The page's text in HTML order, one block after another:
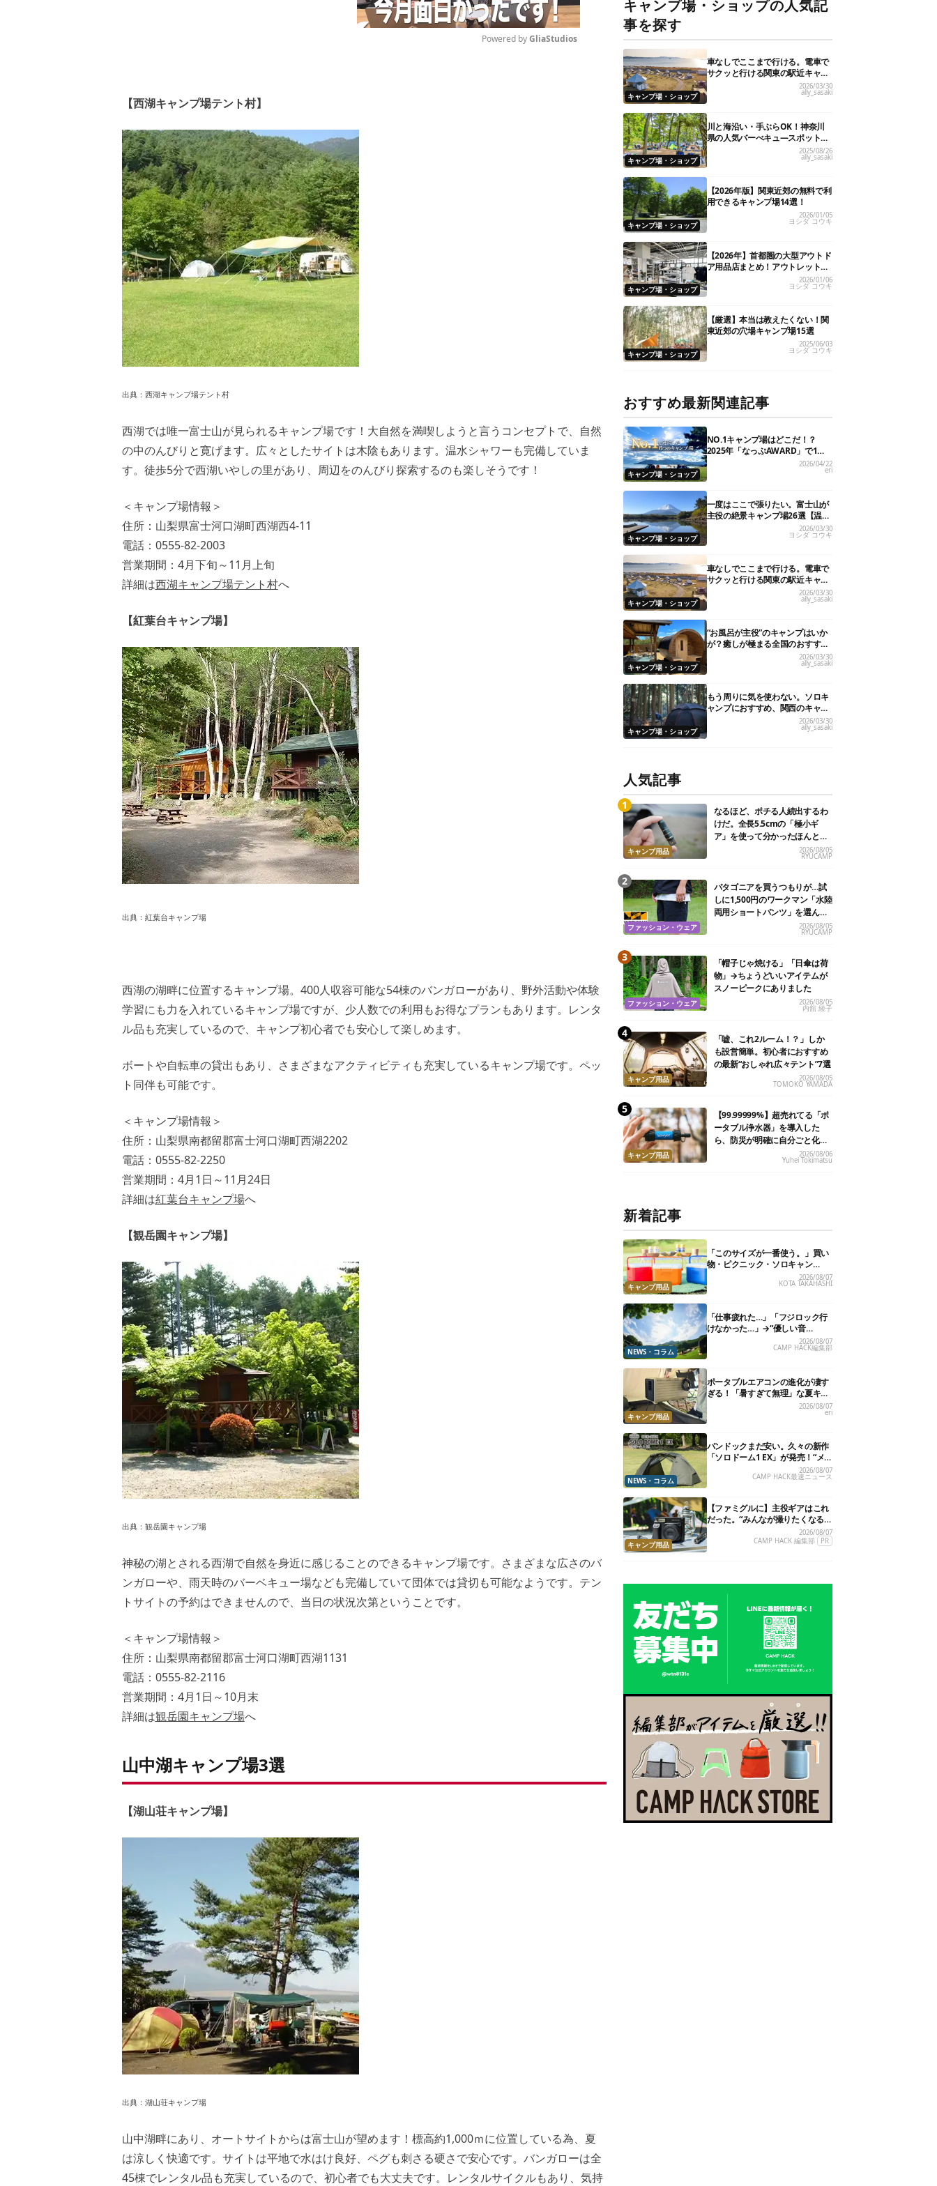
Powered by GliaStudios
【西湖キャンプ場テント村】
出典： 西湖キャンプ場テント村
西湖では唯一富士山が見られるキャンプ場です！大自然を満喫しようと言うコンセプトで、自然
の中のんびりと寛げます。広々としたサイトは木陰もあります。温水シャワーも完備していま
す。徒歩5分で西湖いやしの里があり、周辺をのんびり探索するのも楽しそうです！
＜キャンプ場情報＞
住所：山梨県富士河口湖町西湖西4-11
電話：0555-82-2003
営業期間：4月下旬～11月上旬
詳細は西湖キャンプ場テント村へ
【紅葉台キャンプ場】
出典： 紅葉台キャンプ場
西湖の湖畔に位置するキャンプ場。400人収容可能な54棟のバンガローがあり、野外活動や体験
学習にも力を入れているキャンプ場ですが、少人数での利用もお得なプランもあります。レンタ
ル品も充実しているので、キャンプ初心者でも安心して楽しめます。
ボートや自転車の貸出もあり、さまざまなアクティビティも充実しているキャンプ場です。ペッ
ト同伴も可能です。
＜キャンプ場情報＞
住所：山梨県南都留郡富士河口湖町西湖2202
電話：0555-82-2250
営業期間：4月1日～11月24日
詳細は紅葉台キャンプ場へ
【観岳園キャンプ場】
出典： 観岳園キャンプ場
神秘の湖とされる西湖で自然を身近に感じることのできるキャンプ場です。さまざまな広さのバ
ンガローや、雨天時のバーベキュー場なども完備していて団体では貸切も可能なようです。テン
トサイトの予約はできませんので、当日の状況次第ということです。
＜キャンプ場情報＞
住所：山梨県南都留郡富士河口湖町西湖1131
電話：0555-82-2116
営業期間：4月1日～10月末
詳細は観岳園キャンプ場へ
山中湖キャンプ場3選
【湖山荘キャンプ場】
出典： 湖山荘キャンプ場
山中湖畔にあり、オートサイトからは富士山が望めます！標高約1,000ｍに位置している為、夏
は涼しく快適です。サイトは平地で水はけ良好、ペグも刺さる硬さで安心です。バンガローは全
45棟でレンタル品も充実しているので、初心者でも大丈夫です。レンタルサイクルもあり、気持
キャンプ場・ショップの人気記
事を探す
キャンプ場・ショップ
車なしでここまで行ける。電車で
サクッと行ける関東の駅近キャン
プ場18選
2026/03/30
ally_sasaki
キャンプ場・ショップ
川と海沿い・手ぶらOK！神奈川
県の人気バーべキュ―スポット20
選
2025/08/26
ally_sasaki
キャンプ場・ショップ
【2026年版】関東近郊の無料で利
用できるキャンプ場14選！
2026/01/05
ヨシダ コウキ
キャンプ場・ショップ
【2026年】首都圏の大型アウトド
ア用品店まとめ！アウトレット情
2026/01/06
ヨシダ コウキ
キャンプ場・ショップ
【厳選】本当は教えたくない！関
東近郊の穴場キャンプ場15選
2025/06/03
ヨシダ コウキ
おすすめ最新関連記事
キャンプ場・ショップ
NO.1キャンプ場はどこだ！？
2025年「なっぷAWARD」で1位
を獲得した人気6施設を大発表
2026/04/22
eri
キャンプ場・ショップ
一度はここで張りたい。富士山が
主役の絶景キャンプ場26選【温泉
や初心者向けまで】
2026/03/30
ヨシダ コウキ
キャンプ場・ショップ
車なしでここまで行ける。電車で
サクッと行ける関東の駅近キャン
プ場18選
2026/03/30
ally_sasaki
キャンプ場・ショップ
“お風呂が主役”のキャンプはいか
が？癒しが極まる全国のおすすめ
キャンプ場10選！
2026/03/30
ally_sasaki
キャンプ場・ショップ
もう周りに気を使わない。ソロキ
ャンプにおすすめ、関西のキャン
プ場21選
2026/03/30
ally_sasaki
人気記事
キャンプ用品
なるほど、ポチる人続出するわ
けだ。全長5.5cmの「極小ギ
ア」を使って分かったほんとの
2026/08/05
RYUCAMP
ファッション・ウェア
パタゴニアを買うつもりが…試
しに1,500円のワークマン「水陸
両用ショートパンツ」を選んだ
2026/08/05
RYUCAMP
ファッション・ウェア
「帽子じゃ焼ける」「日傘は荷
物」→ちょうどいいアイテムが
スノーピークにありました
2026/08/05
内舘 綾子
キャンプ用品
「嘘、これ2ルーム！？」しか
も設営簡単。初心者におすすめ
の最新“おしゃれ広々テント”7選
2026/08/05
TOMOKO YAMADA
キャンプ用品
【99.99999%】超売れてる「ポ
ータブル浄水器」を導入した
ら、防災が明確に自分ごと化し
2026/08/06
Yuhei Tokimatsu
新着記事
キャンプ用品
「このサイズが一番使う。」買い
物・ピクニック・ソロキャン
に“ちょうどいい”小型クーラーボ
ックス13選
2026/08/07
KOTA TAKAHASHI
NEWS・コラム
「仕事疲れた…」「フジロック行
けなかった…」→“優しい音
楽”と“大きな自然”で治癒。まだ間
に合います。
2026/08/07
CAMP HACK編集部
キャンプ用品
ポータブルエアコンの進化が凄す
ぎる！「暑すぎて無理」な夏キャ
ンプを激変させる最新5選2026/08/07
eri
NEWS・コラム
バンドックまだ安い。久々の新作
「ソロドーム1 EX」が発売！“メ
ッシュインナー”だけでも使える
よ【防災も◎】
2026/08/07
CAMP HACK最速ニュース
キャンプ用品
【ファミグルに】主役ギアはこれ
だった。“みんなが撮りたくなる
カメラ”が楽しすぎる！
2026/08/07
CAMP HACK 編集部
PR